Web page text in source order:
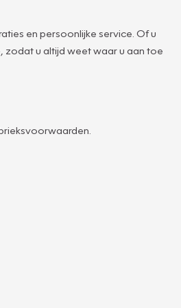
en persoonlijke service. Of u
zodat u altijd weet waar u aan toe